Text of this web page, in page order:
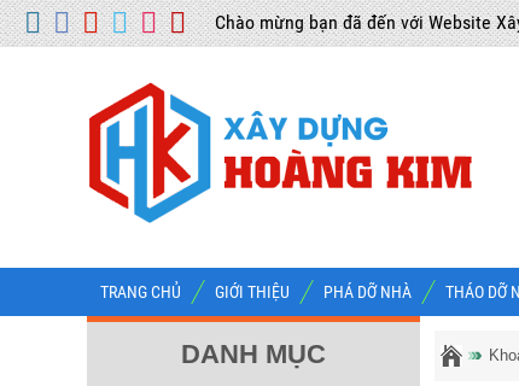
Chào mừng bạn đã đến với Website
TRANG CHỦ GIỚI THIỆU PHÁ DỠ NHÀ THÁO DỠ
DANH MỤC